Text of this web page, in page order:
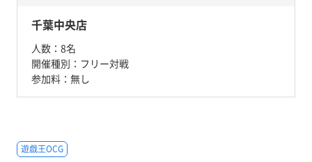
千葉中央店
人数： 8名
開催種別： フリー対戦
参加料： 無し
遊戯王OCG